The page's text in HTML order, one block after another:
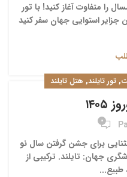
نوروز 1405 عید امسال را متفاوت آغاز کنید! با تور
زیباترین جزایر استوایی جهان سفر کنید
, تور تایلند, هتل تایلند
0
استثنایی برای جشن گرفتن سال نو
جهان: تایلند. ترکیبی از